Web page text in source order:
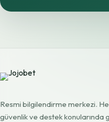
Resmi bilgilendirme merkezi.
güvenlik ve destek konularında